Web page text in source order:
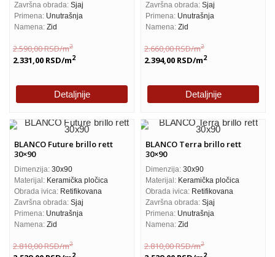
Završna obrada: Sjaj
Primena: Unutrašnja
Namena: Zid
2.590,00RSD/m2
2.331,00 RSD/m2
Detaljnije
Završna obrada: Sjaj
Primena: Unutrašnja
Namena: Zid
2.660,00RSD/m2
2.394,00 RSD/m2
Detaljnije
BLANCO Future brillo rett
30×90
Dimenzija: 30x90
Materijal: Keramička pločica
Obrada ivica: Retifikovana
Završna obrada: Sjaj
Primena: Unutrašnja
Namena: Zid
2.810,00RSD/m2
BLANCO Terra brillo rett
30×90
Dimenzija: 30x90
Materijal: Keramička pločica
Obrada ivica: Retifikovana
Završna obrada: Sjaj
Primena: Unutrašnja
Namena: Zid
2.810,00RSD/m2